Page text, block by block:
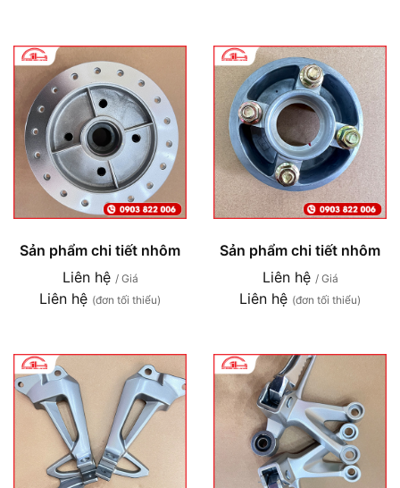
Sản phẩm chi tiết nhôm
Liên hệ / Giá
Liên hệ (đơn tối thiểu)
Sản phẩm chi tiết nhôm
Liên hệ / Giá
Liên hệ (đơn tối thiểu)